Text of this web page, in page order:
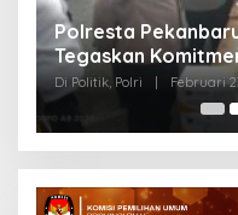
Polresta
Tegaskan
Di Politik, Polri | Februari